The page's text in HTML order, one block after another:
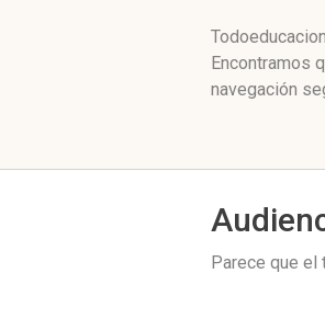
Encontramos
navegación
Parece que el